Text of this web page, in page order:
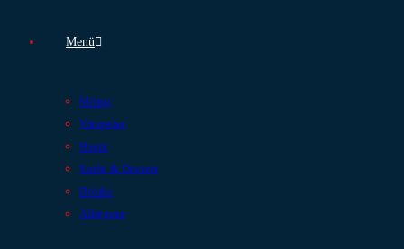
Menü
Mittag
Vorspeise
Haupt
Sushi & Dessert
Drinks
Allergene